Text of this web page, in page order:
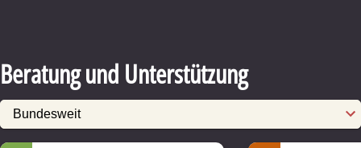
Beratung und Unterstützung